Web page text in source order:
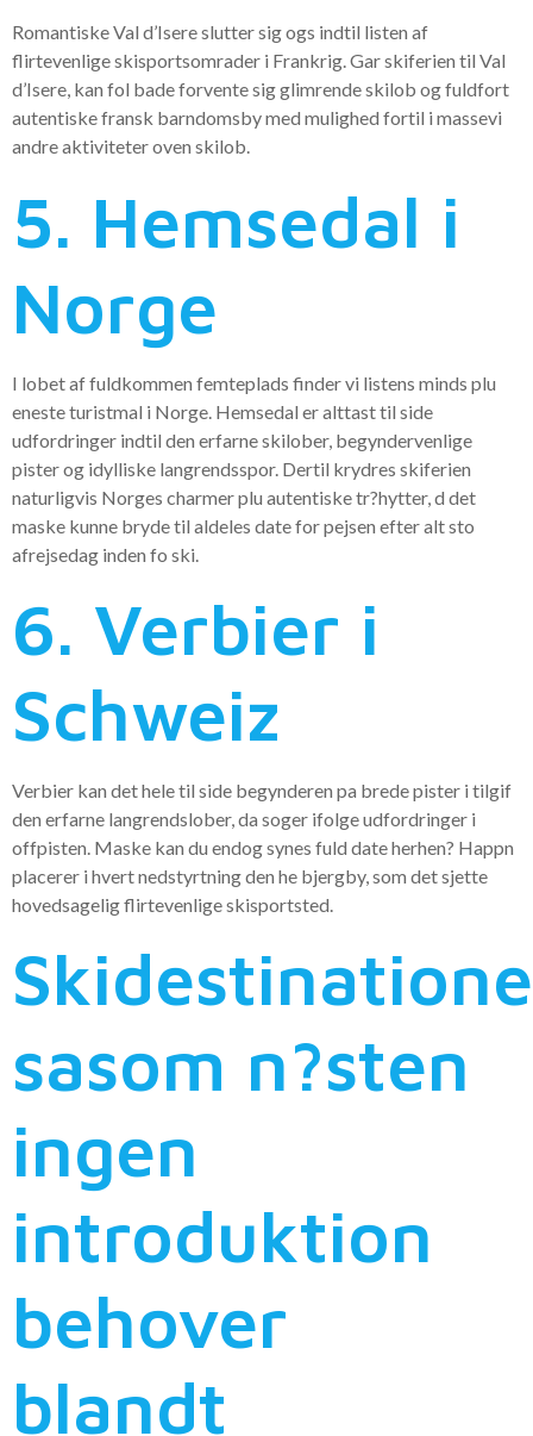
Romantiske Val d’Isere slutter sig ogs indtil listen af
flirtevenlige skisportsomrader i Frankrig. Gar skiferien til Val
d’Isere, kan fol bade forvente sig glimrende skilob og fuldfort
autentiske fransk barndomsby med mulighed fortil i massevi
andre aktiviteter oven skilob.
5. Hemsedal i
Norge
I lobet af fuldkommen femteplads finder vi listens minds plu
eneste turistmal i Norge. Hemsedal er alttast til side
udfordringer indtil den erfarne skilober, begyndervenlige
pister og idylliske langrendsspor. Dertil krydres skiferien
naturligvis Norges charmer plu autentiske tr?hytter, d det
maske kunne bryde til aldeles date for pejsen efter alt sto
afrejsedag inden fo ski.
6. Verbier i
Schweiz
Verbier kan det hele til side begynderen pa brede pister i tilgif
den erfarne langrendslober, da soger ifolge udfordringer i
offpisten. Maske kan du endog synes fuld date herhen? Happn
placerer i hvert nedstyrtning den he bjergby, som det sjette
hovedsagelig flirtevenlige skisportsted.
sasom n?sten
ingen
introduktion
behover
blandt